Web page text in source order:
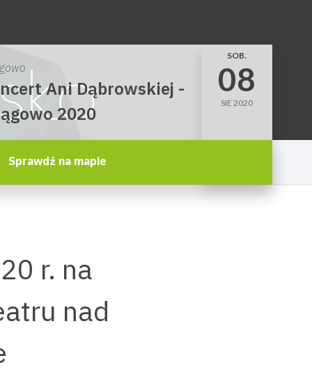
Ani Dąbrowskiej -
2020
SOB.
08
SIE 2020
Sprawdź na mapie
r. na
nad